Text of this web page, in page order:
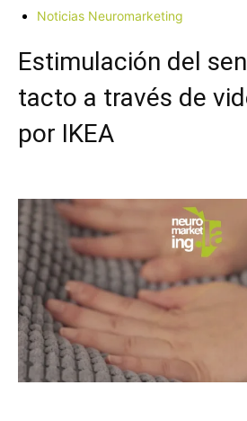
Noticias Neuromarketing
Estimulación del
tacto a través de
por IKEA